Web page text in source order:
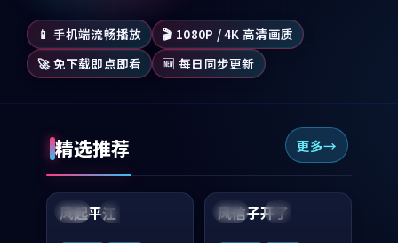
📱 手机端流畅播放
🎬 1080P / 4K 高清画质
🚀 免下载即点即看
🆕 每日同步更新
精选推荐 更多
美国 完结
99:07
风起平江 法国 4K
99:21
风信子开了